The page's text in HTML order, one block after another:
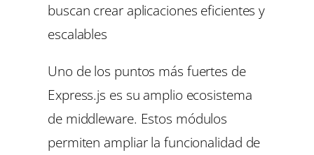
buscan crear aplicaciones eficientes y
escalables
Uno de los puntos más fuertes de
Express.js es su amplio ecosistema
de middleware. Estos módulos
permiten ampliar la funcionalidad de